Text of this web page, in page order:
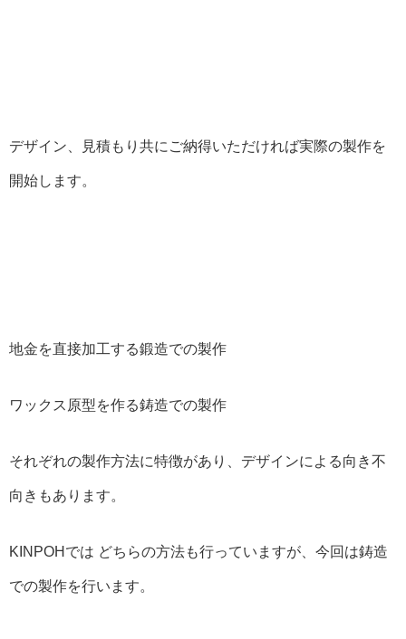
デザイン、見積もり共にご納得いただければ実際の製作を
開始します。
地金を直接加工する鍛造での製作
ワックス原型を作る鋳造での製作
それぞれの製作方法に特徴があり、デザインによる向き不
向きもあります。
KINPOHでは どちらの方法も行っていますが、今回は鋳造
での製作を行います。